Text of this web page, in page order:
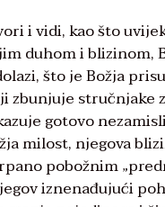
i vidi, kao što
duhom i blizinom,
što je Božja
zbunjuje stručnjake
gotovo
milost, njegova
pobožnim
iznenađujući